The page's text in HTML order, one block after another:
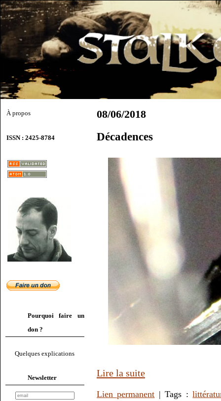
À propos
ISSN : 2425-8784
Pourquoi faire un
don ?
Quelques explications
Newsletter
08/06/2018
Décadences
Lire la suite
Lien permanent | Tags :